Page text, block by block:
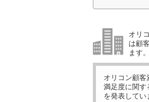
オリ
は顧
ます。
オリコン顧客
満足度に関す
を発表してい